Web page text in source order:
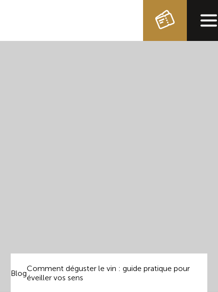
BlogComment déguster le vin : guide pratique pour
éveiller vos sens